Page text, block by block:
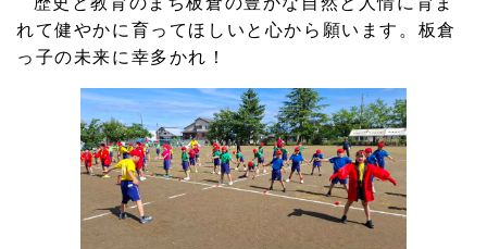
2022.05.16
遅くなりました。２０２２年３月議会の内容です！
会派久比岐野に大島洋一議員がお入りになりました。
橋本洋一市議会だより完成
れて健やかに育ってほしいと心から願います。板倉
っ子の未来に幸多かれ！